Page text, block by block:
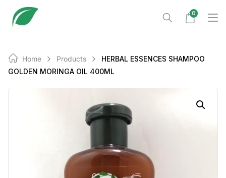
0
Home Products
HERBAL ESSENCES SHAMPOO
GOLDEN MORINGA OIL 400ML